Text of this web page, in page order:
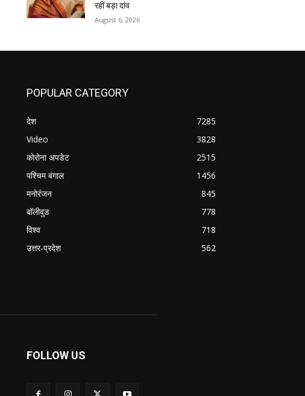
रहीं बड़ा दांव
August 6, 2026
POPULAR CATEGORY
देश
7285
Video
3828
कोरोना अपडेट
2515
पश्चिम बंगाल
1456
मनोरंजन
845
बॉलीवुड
778
विश्व
718
उत्तर-प्रदेश
562
FOLLOW US